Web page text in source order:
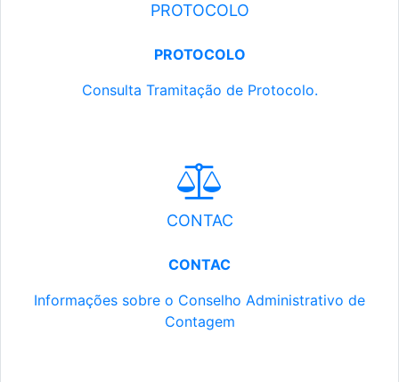
PROTOCOLO
PROTOCOLO
Consulta Tramitação de Protocolo.
CONTAC
CONTAC
Informações sobre o Conselho Administrativo de
Contagem